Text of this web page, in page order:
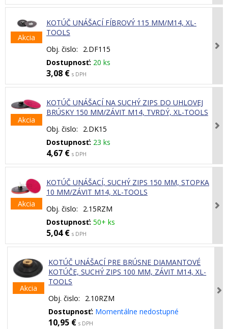
Akcia
KOTÚČ UNÁŠACÍ FÍBROVÝ 115 MM/M14, XL-
TOOLS
Obj. čislo:
2.DF115
Dostupnosť: 20 ks
3,08 € s DPH
Akcia
KOTÚČ UNÁŠACÍ NA SUCHÝ ZIPS DO UHLOVEJ
BRÚSKY 150 MM/ZÁVIT M14, TVRDÝ, XL-TOOLS
Obj. čislo:
2.DK15
Dostupnosť: 23 ks
4,67 € s DPH
Akcia
KOTÚČ UNÁŠACÍ, SUCHÝ ZIPS 150 MM, STOPKA
10 MM/ZÁVIT M14, XL-TOOLS
Obj. čislo:
2.15RZM
Dostupnosť: 50+ ks
5,04 € s DPH
Akcia
KOTÚČ UNÁŠACÍ PRE BRÚSNE DIAMANTOVÉ
KOTÚČE, SUCHÝ ZIPS 100 MM, ZÁVIT M14, XL-
TOOLS
Obj. čislo:
2.10RZM
Dostupnosť: Momentálne nedostupné
10,95 € s DPH